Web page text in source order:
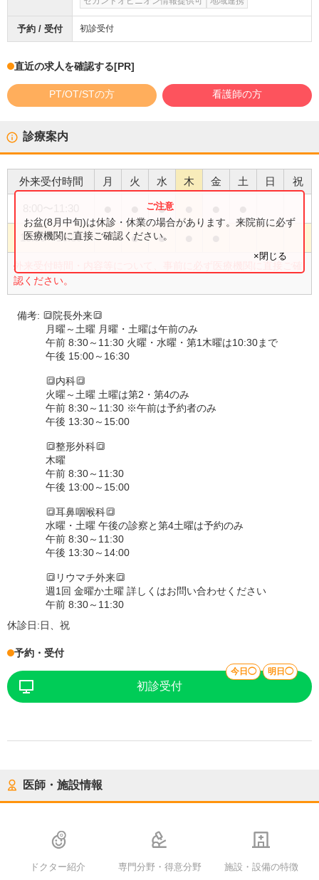
予約 / 受付 初診受付
直近の求人を確認する[PR]
PT/OT/STの方 看護師の方
診療案内
外来受付時間 月 火 水 木 金 土 日 祝
●
13:30〜16:30 ● ●
外来受付時間・内容等について、事前に必ず医療機関に直接ご確
認ください。
お盆(8月中旬)は休診・休業の場合があります。来院前に必ず
医療機関に直接ご確認ください。
×閉じる
備考: 🔳院長外来🔳
月曜～土曜 月曜・土曜は午前のみ
午前 8:30～11:30 火曜・水曜・第1木曜は10:30まで
午後 15:00～16:30
🔳内科🔳
火曜～土曜 土曜は第2・第4のみ
午前 8:30～11:30 ※午前は予約者のみ
午後 13:30～15:00
🔳整形外科🔳
木曜
午前 8:30～11:30
午後 13:00～15:00
🔳耳鼻咽喉科🔳
水曜・土曜 午後の診察と第4土曜は予約のみ
午前 8:30～11:30
午後 13:30～14:00
🔳リウマチ外来🔳
週1回 金曜か土曜 詳しくはお問い合わせください
午前 8:30～11:30
休診日:日、祝
予約・受付
初診受付
今日◯ 明日◯
医師・施設情報
ドクター紹介 専門分野・得意分野 施設・設備の特徴